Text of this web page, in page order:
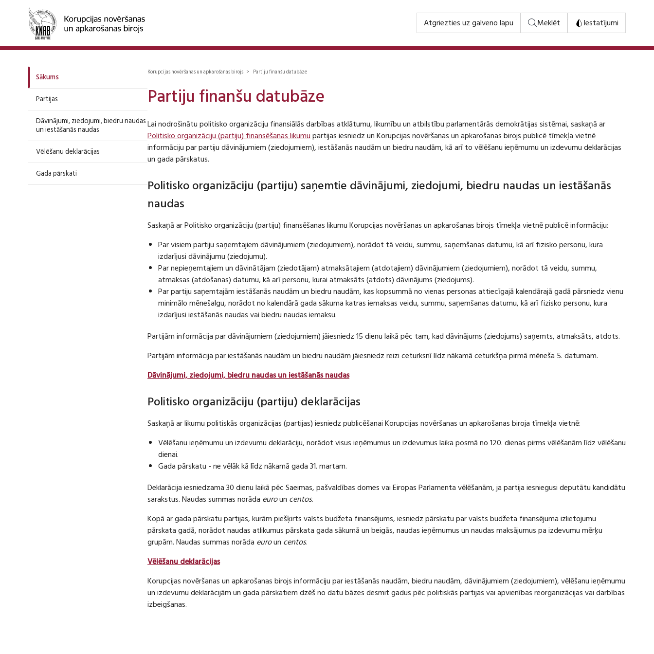
Atgriezties uz galveno lapu Meklēt Iestatījumi
Sākums
Partijas
Dāvinājumi, ziedojumi, biedru naudas
un iestāšanās naudas
Vēlēšanu deklarācijas
Gada pārskati
Korupcijas novēršanas un apkarošanas birojs > Partiju finanšu datubāze
Partiju finanšu datubāze
Lai nodrošinātu politisko organizāciju finansiālās darbības atklātumu, likumību un atbilstību parlamentārās demokrātijas sistēmai, saskaņā ar
Politisko organizāciju (partiju) finansēšanas likumupartijas iesniedz un Korupcijas novēršanas un apkarošanas birojs publicē tīmekļa vietnē
informāciju par partiju dāvinājumiem (ziedojumiem), iestāšanās naudām un biedru naudām, kā arī to vēlēšanu ieņēmumu un izdevumu deklarācijas
un gada pārskatus.
Politisko organizāciju (partiju) saņemtie dāvinājumi, ziedojumi, biedru naudas un iestāšanās
naudas
Saskaņā ar Politisko organizāciju (partiju) finansēšanas likumu Korupcijas novēršanas un apkarošanas birojs tīmekļa vietnē publicē informāciju:
Par visiem partiju saņemtajiem dāvinājumiem (ziedojumiem), norādot tā veidu, summu, saņemšanas datumu, kā arī fizisko personu, kura
izdarījusi dāvinājumu (ziedojumu).
Par nepieņemtajiem un dāvinātājam (ziedotājam) atmaksātajiem (atdotajiem) dāvinājumiem (ziedojumiem), norādot tā veidu, summu,
atmaksas (atdošanas) datumu, kā arī personu, kurai atmaksāts (atdots) dāvinājums (ziedojums).
Par partiju saņemtajām iestāšanās naudām un biedru naudām, kas kopsummā no vienas personas attiecīgajā kalendārajā gadā pārsniedz vienu
minimālo mēnešalgu, norādot no kalendārā gada sākuma katras iemaksas veidu, summu, saņemšanas datumu, kā arī fizisko personu, kura
izdarījusi iestāšanās naudas vai biedru naudas iemaksu.
Partijām informācija par dāvinājumiem (ziedojumiem) jāiesniedz 15 dienu laikā pēc tam, kad dāvinājums (ziedojums) saņemts, atmaksāts, atdots.
Partijām informācija par iestāšanās naudām un biedru naudām jāiesniedz reizi ceturksnī līdz nākamā ceturkšņa pirmā mēneša 5. datumam.
Dāvinājumi, ziedojumi, biedru naudas un iestāšanās naudas
Politisko organizāciju (partiju) deklarācijas
Saskaņā ar likumu politiskās organizācijas (partijas) iesniedz publicēšanai Korupcijas novēršanas un apkarošanas biroja tīmekļa vietnē:
Vēlēšanu ieņēmumu un izdevumu deklarāciju, norādot visus ieņēmumus un izdevumus laika posmā no 120. dienas pirms vēlēšanām līdz vēlēšanu
dienai.
Gada pārskatu - ne vēlāk kā līdz nākamā gada 31. martam.
Deklarācija iesniedzama 30 dienu laikā pēc Saeimas, pašvaldības domes vai Eiropas Parlamenta vēlēšanām, ja partija iesniegusi deputātu kandidātu
sarakstus. Naudas summas norāda euroun centos.
Kopā ar gada pārskatu partijas, kurām piešķirts valsts budžeta finansējums, iesniedz pārskatu par valsts budžeta finansējuma izlietojumu
pārskata gadā, norādot naudas atlikumus pārskata gada sākumā un beigās, naudas ieņēmumus un naudas maksājumus pa izdevumu mērķu
grupām. Naudas summas norāda euroun centos.
Vēlēšanu deklarācijas
Korupcijas novēršanas un apkarošanas birojs informāciju par iestāšanās naudām, biedru naudām, dāvinājumiem (ziedojumiem), vēlēšanu ieņēmumu
un izdevumu deklarācijām un gada pārskatiem dzēš no datu bāzes desmit gadus pēc politiskās partijas vai apvienības reorganizācijas vai darbības
izbeigšanas.